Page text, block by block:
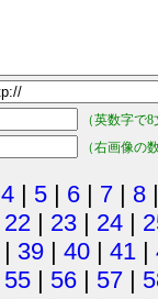
（英数字で
（右画像の
4 | 5 | 6 | 7 | 8
22 | 23 | 24 |
| 39 | 40 | 41 |
55 | 56 | 57 |